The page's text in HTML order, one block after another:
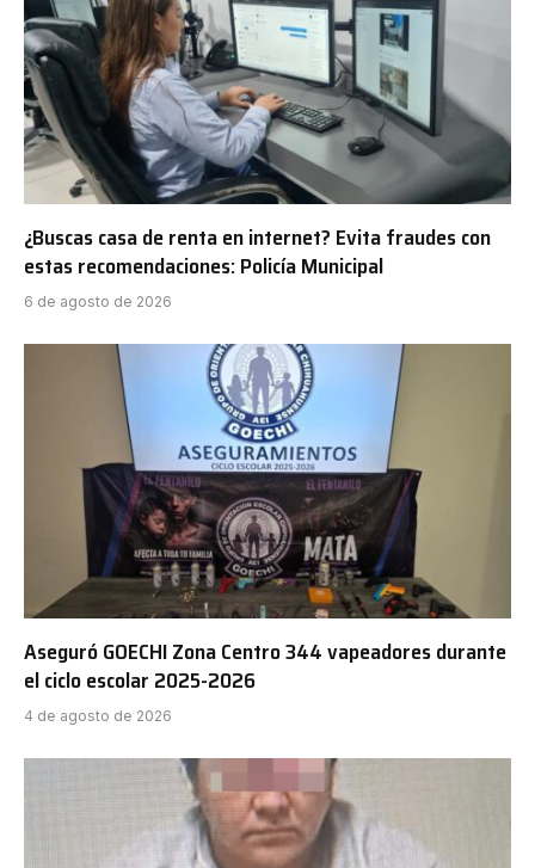
¿Buscas casa de renta en internet? Evita fraudes con
estas recomendaciones: Policía Municipal
6 de agosto de 2026
Aseguró GOECHI Zona Centro 344 vapeadores durante
el ciclo escolar 2025-2026
4 de agosto de 2026